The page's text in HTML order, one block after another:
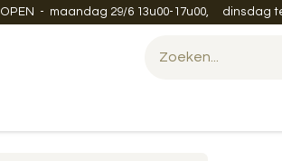
OPEN - maandag 29/6 13u00-17u00, dinsdag